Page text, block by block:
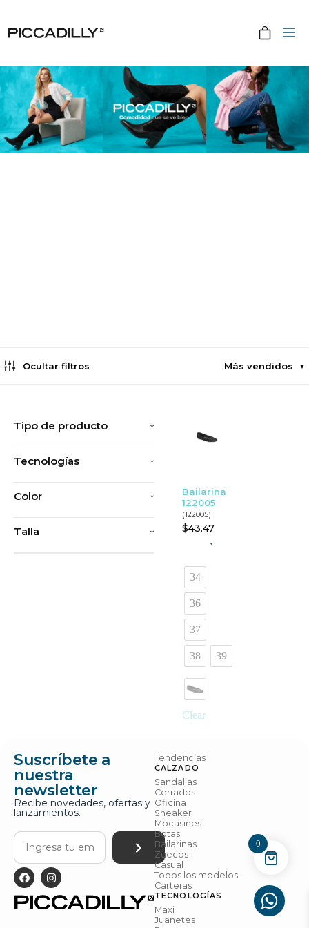
Ocultar filtros Más vendidos ▼
Tipo de producto
Tecnologías
Color
Talla
Bailarina
122005
(122005)
$43.47
,
34
36
37
38 39
Clear
Suscríbete a
nuestra
newsletter
Recibe novedades, ofertas y
lanzamientos.
Tendencias
CALZADO
Sandalias
Cerrados
Oficina
Sneaker
Mocasines
Botas
Bailarinas
Zuecos
Casual
Todos los modelos
Carteras
TECNOLOGÍAS
Maxi
Juanetes
0